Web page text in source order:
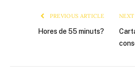
PREVIOUS ARTICLE
Hores de 55 minuts?